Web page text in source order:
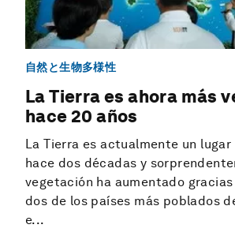
自然と生物多様性
La Tierra es ahora más
hace 20 años
La Tierra es actualmente un lugar
hace dos décadas y
vegetación ha aumentado
dos de los países más poblados
e...